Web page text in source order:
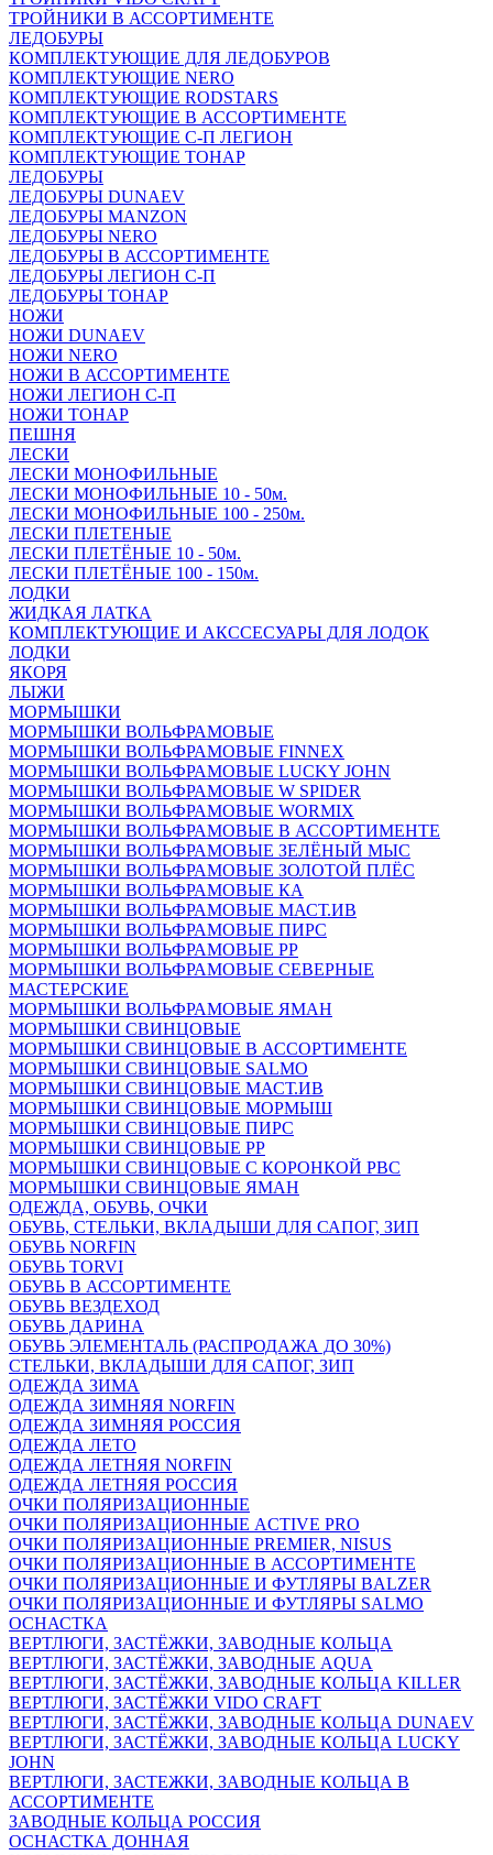
ТРОЙНИКИ В АССОРТИМЕНТЕ
ЛЕДОБУРЫ
КОМПЛЕКТУЮЩИЕ ДЛЯ ЛЕДОБУРОВ
КОМПЛЕКТУЮЩИЕ NERO
КОМПЛЕКТУЮЩИЕ RODSTARS
КОМПЛЕКТУЮЩИЕ В АССОРТИМЕНТЕ
КОМПЛЕКТУЮЩИЕ С-П ЛЕГИОН
КОМПЛЕКТУЮЩИЕ ТОНАР
ЛЕДОБУРЫ
ЛЕДОБУРЫ DUNAEV
ЛЕДОБУРЫ MANZON
ЛЕДОБУРЫ NERO
ЛЕДОБУРЫ В АССОРТИМЕНТЕ
ЛЕДОБУРЫ ЛЕГИОН С-П
ЛЕДОБУРЫ ТОНАР
НОЖИ
НОЖИ DUNAEV
НОЖИ NERO
НОЖИ В АССОРТИМЕНТЕ
НОЖИ ЛЕГИОН С-П
НОЖИ ТОНАР
ПЕШНЯ
ЛЕСКИ
ЛЕСКИ МОНОФИЛЬНЫЕ
ЛЕСКИ МОНОФИЛЬНЫЕ 10 - 50м.
ЛЕСКИ МОНОФИЛЬНЫЕ 100 - 250м.
ЛЕСКИ ПЛЕТЕНЫЕ
ЛЕСКИ ПЛЕТЁНЫЕ 10 - 50м.
ЛЕСКИ ПЛЕТЁНЫЕ 100 - 150м.
ЛОДКИ
ЖИДКАЯ ЛАТКА
КОМПЛЕКТУЮЩИЕ И АКССЕСУАРЫ ДЛЯ ЛОДОК
ЛОДКИ
ЯКОРЯ
ЛЫЖИ
МОРМЫШКИ
МОРМЫШКИ ВОЛЬФРАМОВЫЕ
МОРМЫШКИ ВОЛЬФРАМОВЫЕ FINNEX
МОРМЫШКИ ВОЛЬФРАМОВЫЕ LUCKY JOHN
МОРМЫШКИ ВОЛЬФРАМОВЫЕ W SPIDER
МОРМЫШКИ ВОЛЬФРАМОВЫЕ WORMIX
МОРМЫШКИ ВОЛЬФРАМОВЫЕ В АССОРТИМЕНТЕ
МОРМЫШКИ ВОЛЬФРАМОВЫЕ ЗЕЛЁНЫЙ МЫС
МОРМЫШКИ ВОЛЬФРАМОВЫЕ ЗОЛОТОЙ ПЛЁС
МОРМЫШКИ ВОЛЬФРАМОВЫЕ КА
МОРМЫШКИ ВОЛЬФРАМОВЫЕ МАСТ.ИВ
МОРМЫШКИ ВОЛЬФРАМОВЫЕ ПИРС
МОРМЫШКИ ВОЛЬФРАМОВЫЕ РР
МОРМЫШКИ ВОЛЬФРАМОВЫЕ СЕВЕРНЫЕ
МАСТЕРСКИЕ
МОРМЫШКИ ВОЛЬФРАМОВЫЕ ЯМАН
МОРМЫШКИ СВИНЦОВЫЕ
МОРМЫШКИ СВИНЦОВЫЕ В АССОРТИМЕНТЕ
МОРМЫШКИ СВИНЦОВЫЕ SALMO
МОРМЫШКИ СВИНЦОВЫЕ МАСТ.ИВ
МОРМЫШКИ СВИНЦОВЫЕ МОРМЫШ
МОРМЫШКИ СВИНЦОВЫЕ ПИРС
МОРМЫШКИ СВИНЦОВЫЕ РР
МОРМЫШКИ СВИНЦОВЫЕ С КОРОНКОЙ РВС
МОРМЫШКИ СВИНЦОВЫЕ ЯМАН
ОДЕЖДА, ОБУВЬ, ОЧКИ
ОБУВЬ, СТЕЛЬКИ, ВКЛАДЫШИ ДЛЯ САПОГ, ЗИП
ОБУВЬ NORFIN
ОБУВЬ TORVI
ОБУВЬ В АССОРТИМЕНТЕ
ОБУВЬ ВЕЗДЕХОД
ОБУВЬ ДАРИНА
ОБУВЬ ЭЛЕМЕНТАЛЬ (РАСПРОДАЖА ДО 30%)
СТЕЛЬКИ, ВКЛАДЫШИ ДЛЯ САПОГ, ЗИП
ОДЕЖДА ЗИМА
ОДЕЖДА ЗИМНЯЯ NORFIN
ОДЕЖДА ЗИМНЯЯ РОССИЯ
ОДЕЖДА ЛЕТО
ОДЕЖДА ЛЕТНЯЯ NORFIN
ОДЕЖДА ЛЕТНЯЯ РОССИЯ
ОЧКИ ПОЛЯРИЗАЦИОННЫЕ
ОЧКИ ПОЛЯРИЗАЦИОННЫЕ ACTIVE PRO
ОЧКИ ПОЛЯРИЗАЦИОННЫЕ PREMIER, NISUS
ОЧКИ ПОЛЯРИЗАЦИОННЫЕ В АССОРТИМЕНТЕ
ОЧКИ ПОЛЯРИЗАЦИОННЫЕ И ФУТЛЯРЫ BALZER
ОЧКИ ПОЛЯРИЗАЦИОННЫЕ И ФУТЛЯРЫ SALMO
ОСНАСТКА
ВЕРТЛЮГИ, ЗАСТЁЖКИ, ЗАВОДНЫЕ КОЛЬЦА
ВЕРТЛЮГИ, ЗАСТЁЖКИ, ЗАВОДНЫЕ AQUA
ВЕРТЛЮГИ, ЗАСТЁЖКИ, ЗАВОДНЫЕ КОЛЬЦА KILLER
ВЕРТЛЮГИ, ЗАСТЁЖКИ VIDO CRAFT
ВЕРТЛЮГИ, ЗАСТЁЖКИ, ЗАВОДНЫЕ КОЛЬЦА DUNAEV
ВЕРТЛЮГИ, ЗАСТЁЖКИ, ЗАВОДНЫЕ КОЛЬЦА LUCKY
JOHN
ВЕРТЛЮГИ, ЗАСТЕЖКИ, ЗАВОДНЫЕ КОЛЬЦА В
АССОРТИМЕНТЕ
ЗАВОДНЫЕ КОЛЬЦА РОССИЯ
ОСНАСТКА ДОННАЯ